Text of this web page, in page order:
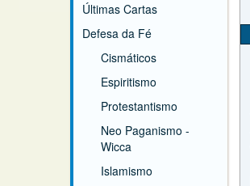
Últimas Cartas
Defesa da Fé
Cismáticos
Espiritismo
Protestantismo
Neo Paganismo -
Wicca
Islamismo